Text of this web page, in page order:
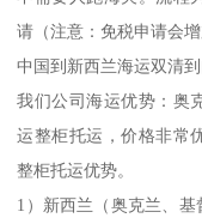
请（注意：免税申请会增
中国到新西兰海运双清
我们公司海运优势：奥
运整柜托运，价格非常
整柜托运优势。
1）新西兰（奥克兰、